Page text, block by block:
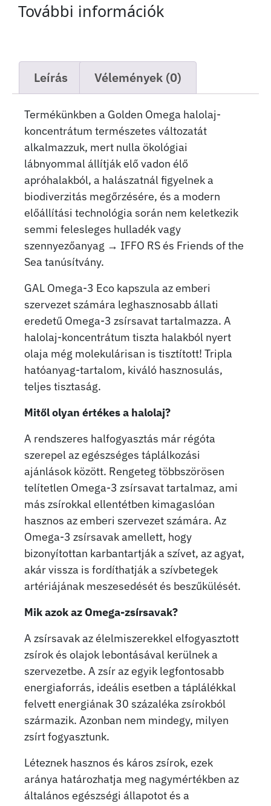
További információk
Leírás Vélemények (0)
Termékünkben a Golden Omega halolaj-
koncentrátum természetes változatát
alkalmazzuk, mert nulla ökológiai
lábnyommal állítják elő vadon élő
apróhalakból, a halászatnál figyelnek a
biodiverzitás megőrzésére, és a modern
előállítási technológia során nem keletkezik
semmi felesleges hulladék vagy
szennyezőanyag → IFFO RS és Friends of the
Sea tanúsítvány.
GAL Omega-3 Eco kapszula az emberi
szervezet számára leghasznosabb állati
eredetű Omega-3 zsírsavat tartalmazza. A
halolaj-koncentrátum tiszta halakból nyert
olaja még molekulárisan is tisztított! Tripla
hatóanyag-tartalom, kiváló hasznosulás,
teljes tisztaság.
Mitől olyan értékes a halolaj?
A rendszeres halfogyasztás már régóta
szerepel az egészséges táplálkozási
ajánlások között. Rengeteg többszörösen
telítetlen Omega-3 zsírsavat tartalmaz, ami
más zsírokkal ellentétben kimagaslóan
hasznos az emberi szervezet számára. Az
Omega-3 zsírsavak amellett, hogy
bizonyítottan karbantartják a szívet, az agyat,
akár vissza is fordíthatják a szívbetegek
artériájának meszesedését és beszűkülését.
Mik azok az Omega-zsírsavak?
A zsírsavak az élelmiszerekkel elfogyasztott
zsírok és olajok lebontásával kerülnek a
szervezetbe. A zsír az egyik legfontosabb
energiaforrás, ideális esetben a táplálékkal
felvett energiának 30 százaléka zsírokból
származik. Azonban nem mindegy, milyen
zsírt fogyasztunk.
Léteznek hasznos és káros zsírok, ezek
aránya határozhatja meg nagymértékben az
általános egészségi állapotot és a